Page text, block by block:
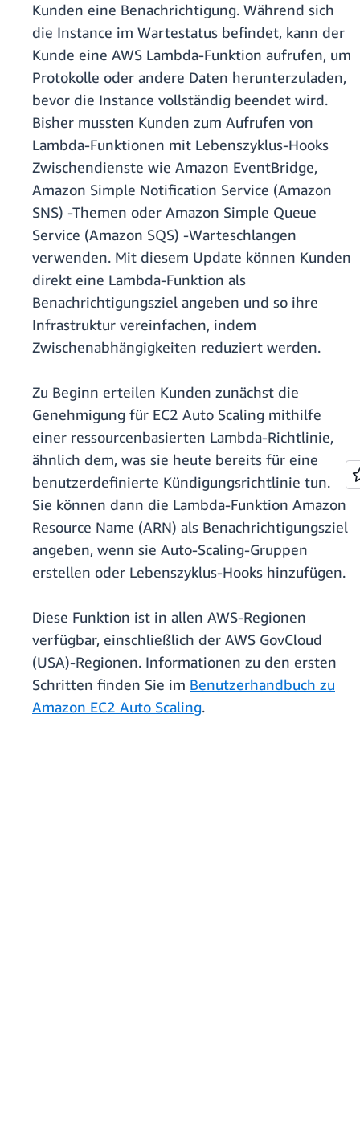
Kunden eine Benachrichtigung. Während sich
die Instance im Wartestatus befindet, kann der
Kunde eine AWS Lambda-Funktion aufrufen, um
Protokolle oder andere Daten herunterzuladen,
bevor die Instance vollständig beendet wird.
Bisher mussten Kunden zum Aufrufen von
Lambda-Funktionen mit Lebenszyklus-Hooks
Zwischendienste wie Amazon EventBridge,
Amazon Simple Notification Service (Amazon
SNS) -Themen oder Amazon Simple Queue
Service (Amazon SQS) -Warteschlangen
verwenden. Mit diesem Update können Kunden
direkt eine Lambda-Funktion als
Benachrichtigungsziel angeben und so ihre
Infrastruktur vereinfachen, indem
Zwischenabhängigkeiten reduziert werden.
Zu Beginn erteilen Kunden zunächst die
Genehmigung für EC2 Auto Scaling mithilfe
einer ressourcenbasierten Lambda-Richtlinie,
ähnlich dem, was sie heute bereits für eine
benutzerdefinierte Kündigungsrichtlinie tun.
Sie können dann die Lambda-Funktion Amazon
Resource Name (ARN) als Benachrichtigungsziel
angeben, wenn sie Auto-Scaling-Gruppen
erstellen oder Lebenszyklus-Hooks hinzufügen.
Diese Funktion ist in allen AWS-Regionen
verfügbar, einschließlich der AWS GovCloud
(USA)-Regionen. Informationen zu den ersten
Schritten finden Sie im Benutzerhandbuch zu
Amazon EC2 Auto Scaling.